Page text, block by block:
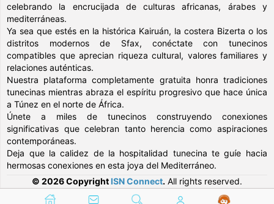
celebrando la encrucijada de culturas africanas, árabes y
mediterráneas.
Ya sea que estés en la histórica Kairuán, la costera Bizerta o los
distritos modernos de Sfax, conéctate con tunecinos
compatibles que aprecian riqueza cultural, valores familiares y
relaciones auténticas.
Nuestra plataforma completamente gratuita honra tradiciones
tunecinas mientras abraza el espíritu progresivo que hace única
a Túnez en el norte de África.
Únete a miles de tunecinos construyendo conexiones
significativas que celebran tanto herencia como aspiraciones
contemporáneas.
Deja que la calidez de la hospitalidad tunecina te guíe hacia
hermosas conexiones en esta joya del Mediterráneo.
© 2026 Copyright ISN Connect. All rights reserved.